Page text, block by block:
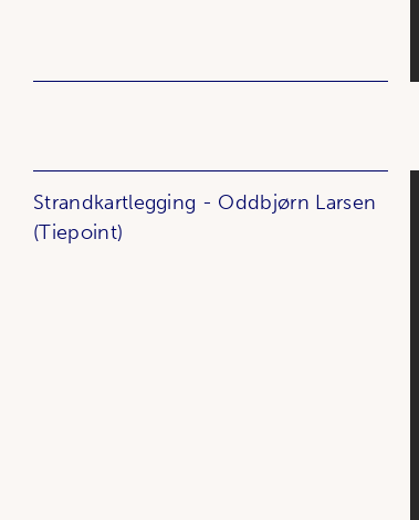
Strandkartlegging - Oddbjørn Larsen
(Tiepoint)